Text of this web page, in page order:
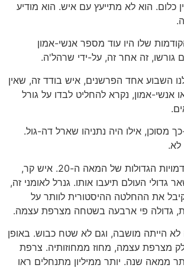
כלום. הוא לא מתייעץ עם איש. הוא מודיע
שלו היו עוד מספר אנשי-אמון
גורשו, זה אחר זה, על-ידי שרהל'ה.
השבוע אחד הפרשנים, איש בודד זה, שאין
אנשי-אמון, נקרא להחליט לבדו על גורל
מסוכן, אילו היה נתניהו שארל דה-גול.
לא.
דה-גול היה אחת הדמויות הגדולות של המאה ה-20. איש קר,
גדולי העולם תיעבו אותו. גנרל לאומני זה,
קיבל את ההחלטה ההיסטורית לוותר על
גדולה פי ארבעה בשטחה מצרפת עצמה.
לא הייתה מושבה, וגם לא שטח כבוש. באופן
מצרפת עצמה, מחוז ממחוזותיה. צרפת
ממאה שנה. יותר ממיליון מתנחלים ראו